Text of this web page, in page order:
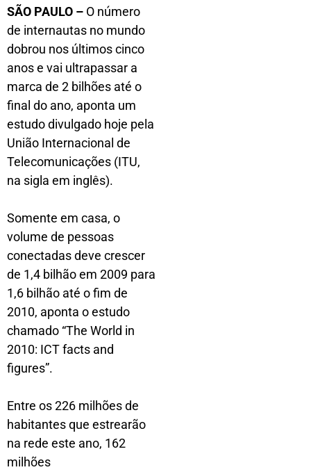
SÃO PAULO – O número
de internautas no mundo
dobrou nos últimos cinco
anos e vai ultrapassar a
marca de 2 bilhões até o
final do ano, aponta um
estudo divulgado hoje pela
União Internacional de
Telecomunicações (ITU,
na sigla em inglês).
Somente em casa, o
volume de pessoas
conectadas deve crescer
de 1,4 bilhão em 2009 para
1,6 bilhão até o fim de
2010, aponta o estudo
chamado “The World in
2010: ICT facts and
figures”.
Entre os 226 milhões de
habitantes que estrearão
na rede este ano, 162
milhões